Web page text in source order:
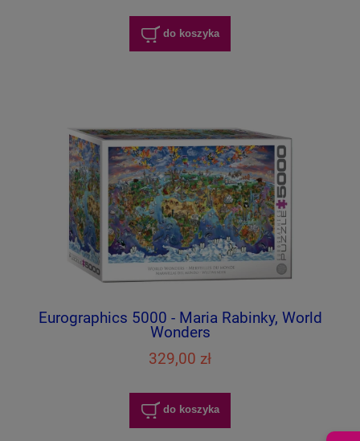
do koszyka
Eurographics 5000 - Maria Rabinky, World
Wonders
329,00 zł
do koszyka